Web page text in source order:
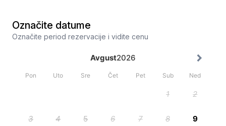
Označite datume
Označite period rezervacije i vidite cenu